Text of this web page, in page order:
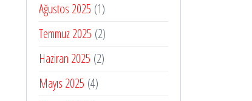
Ağustos 2025 (1)
Temmuz 2025 (2)
Haziran 2025 (2)
Mayıs 2025 (4)